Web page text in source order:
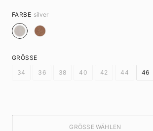
FARBE silver
GRÖSSE
34
36 38 40 42 44 46